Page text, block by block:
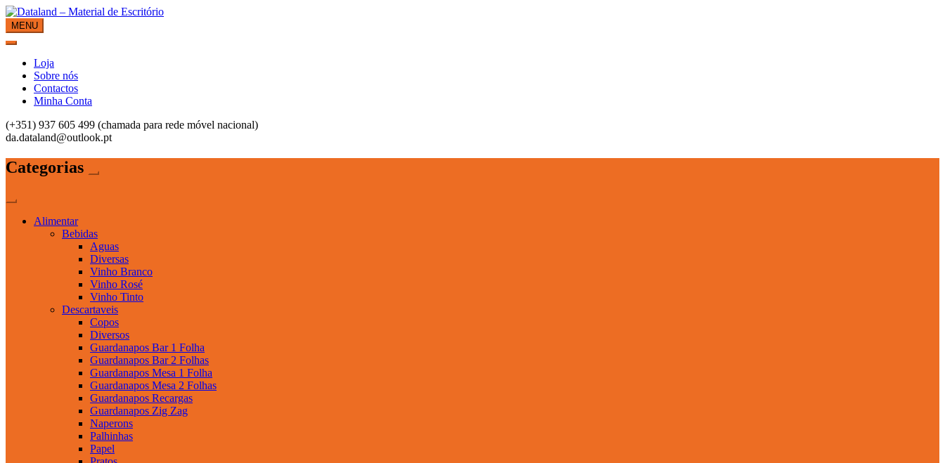
Skip
to
content
Dataland – Material de Escritório
Material de Escritório
MENU
Loja
Sobre nós
Contactos
Minha Conta
(+351) 937 605 499 (chamada para rede móvel nacional)
da.dataland@outlook.pt
Categorias
Alimentar
Bebidas
Aguas
Diversas
Vinho Branco
Vinho Rosé
Vinho Tinto
Descartaveis
Copos
Diversos
Guardanapos Bar 1 Folha
Guardanapos Bar 2 Folhas
Guardanapos Mesa 1 Folha
Guardanapos Mesa 2 Folhas
Guardanapos Recargas
Guardanapos Zig Zag
Naperons
Palhinhas
Papel